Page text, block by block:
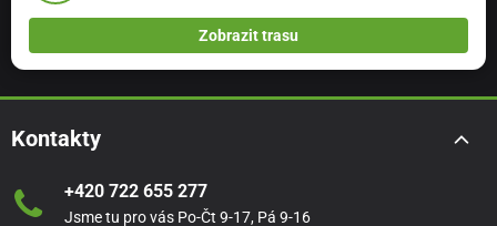
Zobrazit trasu
Kontakty
+420 722 655 277
Jsme tu pro vás Po-Čt 9-17, Pá 9-16